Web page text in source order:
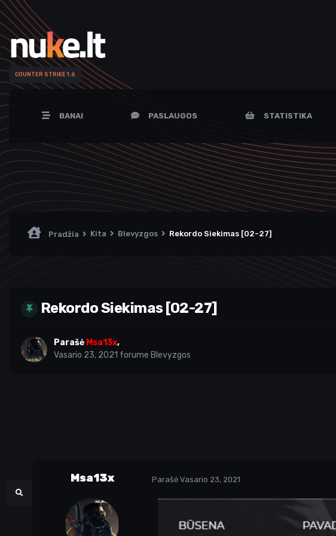
COUNTER STRIKE 1.6
BANAI PASLAUGOS STATISTIKA
Pradžia Kita Blevyzgos Rekordo Siekimas [02-27]
Rekordo Siekimas [02-27]
Parašė Msa13x,
Vasario 23, 2021 forume Blevyzgos
Msa13x Parašė Vasario 23, 2021